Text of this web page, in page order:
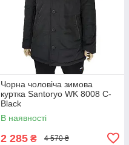
Чорна чоловіча зимова
куртка Santoryo WK 8008 C-
Black
В наявності
2 285 ₴ 4 570 ₴